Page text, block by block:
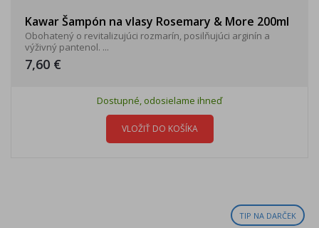
Kawar Šampón na vlasy Rosemary & More 200ml
Obohatený o revitalizujúci rozmarín, posilňujúci arginín a
výživný pantenol. ...
7,60 €
Dostupné, odosielame ihneď
VLOŽIŤ DO KOŠÍKA
TIP NA DARČEK